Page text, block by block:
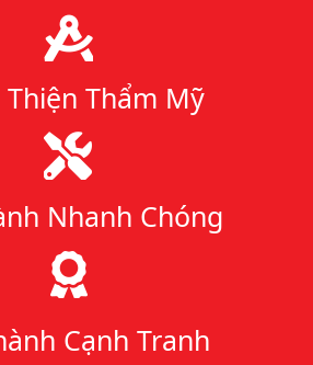
Thiện Thẩm Mỹ
Nhanh Chóng
Cạnh Tranh